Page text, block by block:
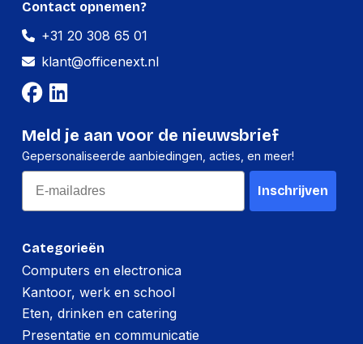
en praktische hulpmiddelen, ons
organisatie en creativiteit. Of het nu gaat
om een professionele werkplek, een
schoolomgeving of een thuiskantoor,
OfficeNext biedt alles om jouw werk
gemakkelijker en efficiënter te maken. Kies
producten voor het beste resultaat!
Categorieën
Computers en electronica
Kantoor, werk en school
Eten, drinken en catering
Presentatie en communicatie
Contact opnemen?
+31 20 308 65 01
klant@officenext.nl
Meld je aan voor de nieuwsbrief
Gepersonaliseerde aanbiedingen, acties, en meer!
Email
Inschrijven